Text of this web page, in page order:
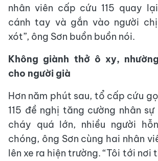
nhân viên cấp cứu 115 quay
cánh tay và gắn vào người
xót”, ông Sơn buồn buồn nói.
Không giành thở ô xy,
cho người già
Hơn năm phút sau, tổ cấp cứu
115 đề nghị tăng cường nhân
cháy quá lớn, nhiều người
chóng, ông Sơn cùng hai nhân
lên xe ra hiện trường. “Tôi tới nơi